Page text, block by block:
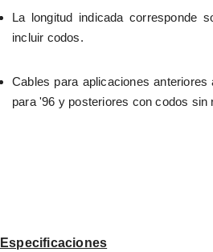
La longitud indicada corresponde
incluir codos.
Cables para aplicaciones
para '96 y posteriores con codos sin
Especificaciones